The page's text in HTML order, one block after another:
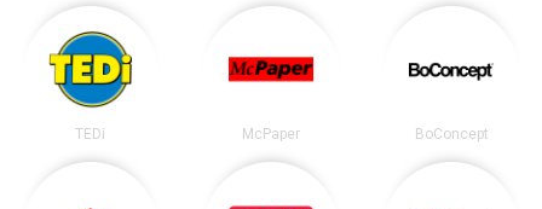
TEDi McPaper BoConcept